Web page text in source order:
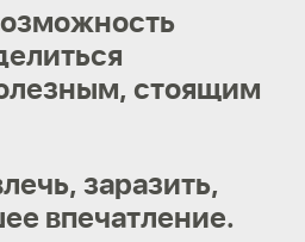
стоящим
заразить,
впечатление.